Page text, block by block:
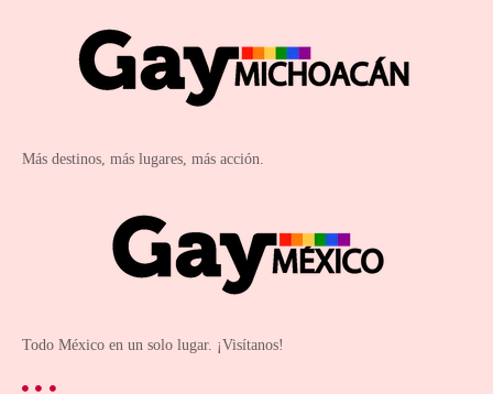
Más destinos, más lugares, más acción.
Todo México en un solo lugar. ¡Visítanos!